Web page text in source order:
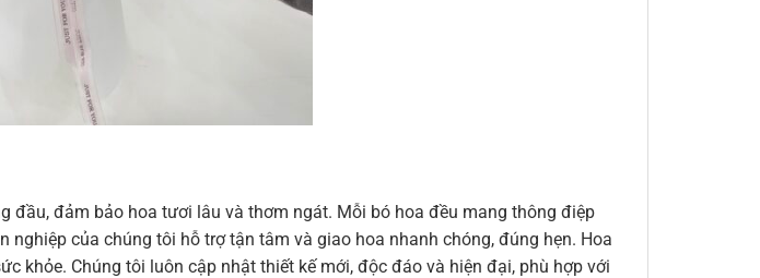
đảm bảo hoa tươi lâu và thơm ngát. Mỗi bó hoa đều mang thông điệp
của chúng tôi hỗ trợ tận tâm và giao hoa nhanh chóng, đúng hẹn. Hoa
khỏe. Chúng tôi luôn cập nhật thiết kế mới, độc đáo và hiện đại, phù hợp với